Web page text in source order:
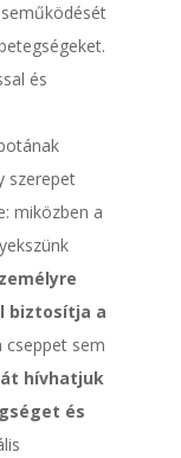
és
szerepet
miközben a
biztosítja a
cseppet sem
hívhatjuk
és